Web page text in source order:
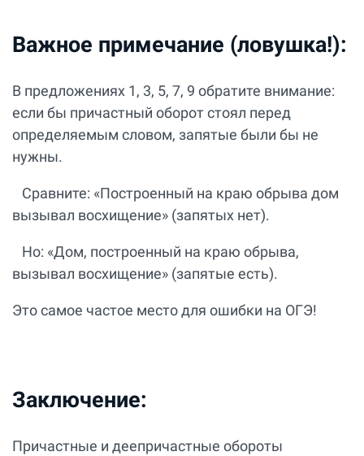
Важное примечание (ловушка!):
В предложениях 1, 3, 5, 7, 9 обратите внимание:
если бы причастный оборот стоял перед
определяемым словом, запятые были бы не
нужны.
Сравните: «Построенный на краю обрыва дом
вызывал восхищение» (запятых нет).
Но: «Дом, построенный на краю обрыва,
вызывал восхищение» (запятые есть).
Это самое частое место для ошибки на ОГЭ!
Заключение:
Причастные и деепричастные обороты